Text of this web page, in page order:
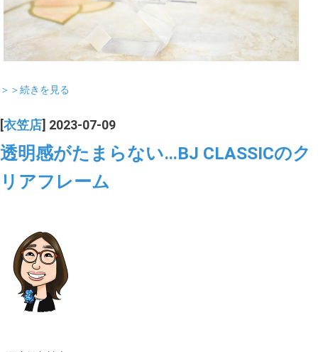
＞＞続きを見る
衣笠店 ] 2023-07-09
透明感がたまらない…BJ CLASSICのク
リアフレーム